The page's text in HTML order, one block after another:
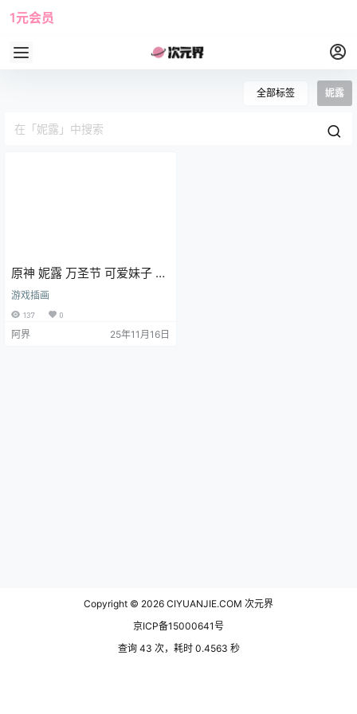
1元会员
全部标签 妮露
原神 妮露 万圣节 可爱妹子 红
发少女 手机壁纸 游戏壁纸
游戏插画
137 0
阿界 25年11月16日
Copyright © 2026 CIYUANJIE.COM 次元界
京ICP备15000641号
查询 43 次，耗时 0.4563 秒